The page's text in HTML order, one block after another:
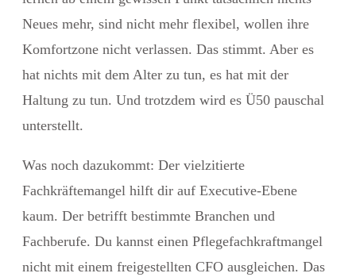
Neues mehr, sind nicht mehr flexibel, wollen ihre
Komfortzone nicht verlassen. Das stimmt. Aber es
hat nichts mit dem Alter zu tun, es hat mit der
Haltung zu tun. Und trotzdem wird es Ü50 pauschal
unterstellt.
Was noch dazukommt: Der vielzitierte
Fachkräftemangel hilft dir auf Executive-Ebene
kaum. Der betrifft bestimmte Branchen und
Fachberufe. Du kannst einen Pflegefachkraftmangel
nicht mit einem freigestellten CFO ausgleichen. Das